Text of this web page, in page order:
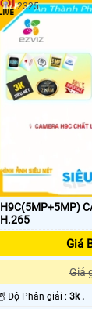
H9C(5MP+5MP)
H.265
Giá
Giá
🦉 Độ Phân giải :3k .
2325